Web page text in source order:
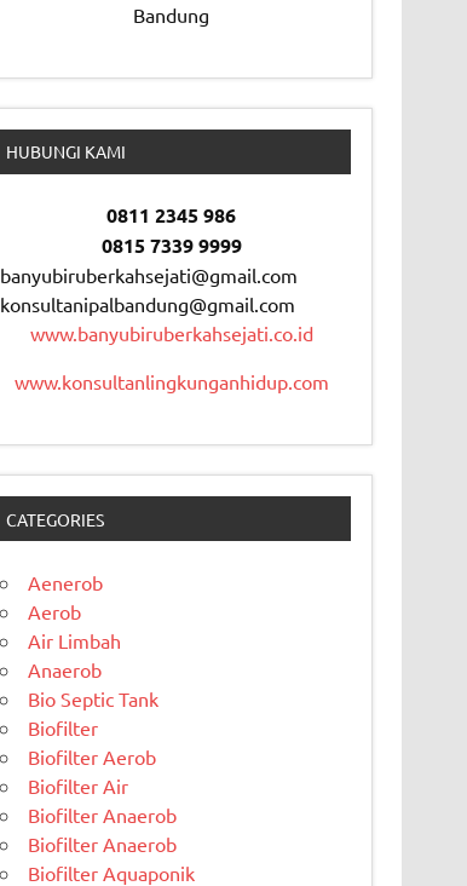
Bandung
HUBUNGI KAMI
0811 2345 986
0815 7339 9999
banyubiruberkahsejati@gmail.com
konsultanipalbandung@gmail.com
www.banyubiruberkahsejati.co.id
www.konsultanlingkunganhidup.com
CATEGORIES
Aenerob
Aerob
Air Limbah
Anaerob
Bio Septic Tank
Biofilter
Biofilter Aerob
Biofilter Air
Biofilter Anaerob
Biofilter Anaerob
Biofilter Aquaponik